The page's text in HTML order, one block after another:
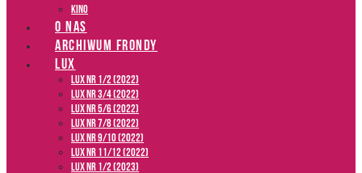
Kino
O NAS
ARCHIWUM FRONDY
LUX
LUX NR 1/2 (2022)
LUX NR 3/4 (2022)
LUX NR 5/6 (2022)
LUX NR 7/8 (2022)
LUX nr 9/10 (2022)
LUX NR 11/12 (2022)
LUX NR 1/2 (2023)